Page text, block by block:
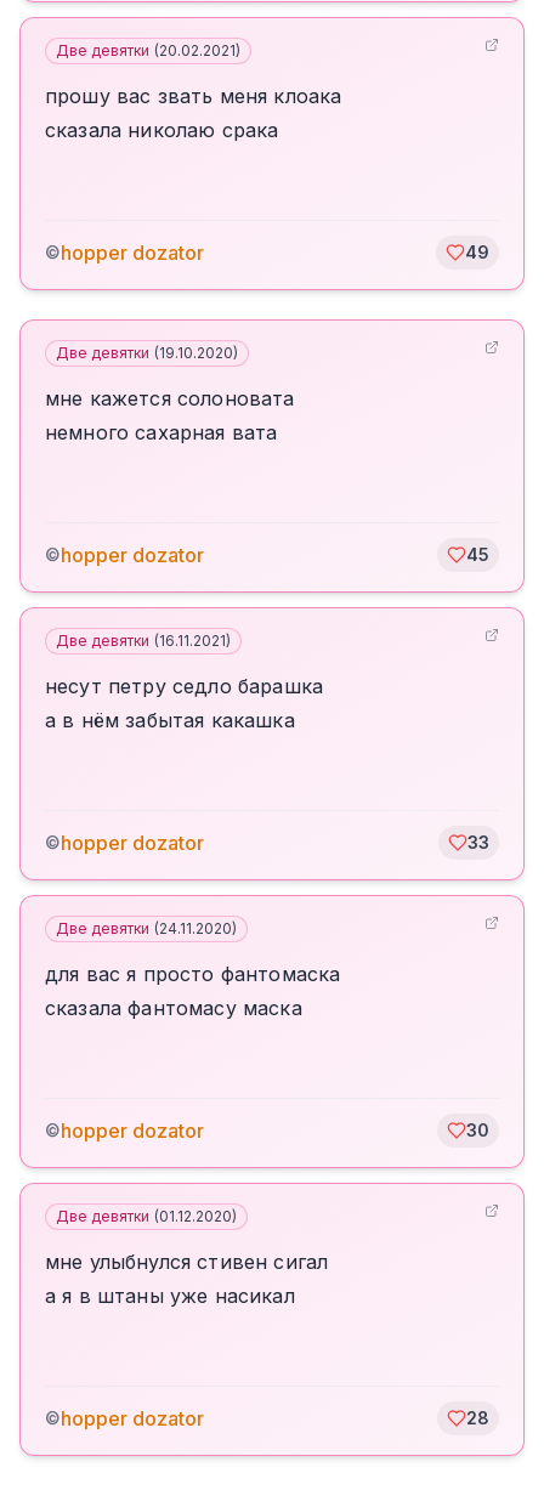
Две девятки (20.02.2021)
прошу вас звать меня клоака
сказала николаю срака
©hopper dozator 49
Две девятки (19.10.2020)
мне кажется солоновата
немного сахарная вата
©hopper dozator 45
Две девятки (16.11.2021)
несут петру седло барашка
а в нём забытая какашка
©hopper dozator 33
Две девятки (24.11.2020)
для вас я просто фантомаска
сказала фантомасу маска
©hopper dozator 30
Две девятки (01.12.2020)
мне улыбнулся стивен сигал
а я в штаны уже насикал
©hopper dozator 28